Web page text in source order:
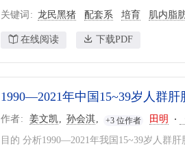
关键词 龙民黑猪 配套系 培育 肌内脂
在线阅读 下载PDF
1990—2021年中国15~39岁人群
作者 姜文凯 孙会淇 +3 位作者 田明
目的 分析1990—2021年我国15~39岁人群